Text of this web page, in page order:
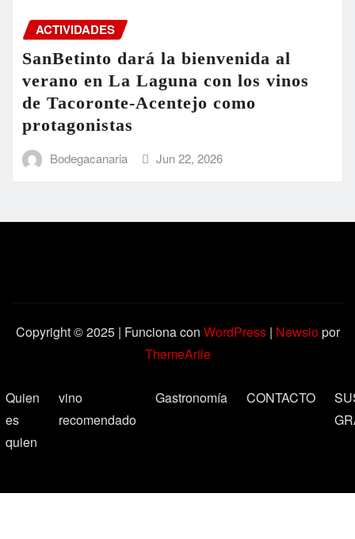
ACTIVIDADES
SanBetinto dará la bienvenida al
verano en La Laguna con los vinos
de Tacoronte-Acentejo como
protagonistas
Bodegacanaria Jun 22, 2026
Copyright © 2025 | Funciona con WordPress | Newsiopor
ThemeArile
Quien
es
quien
vino
recomendado
Gastronomía CONTACTO